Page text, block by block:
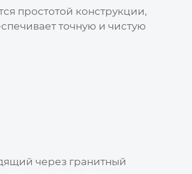
простотой конструкции,
точную и чистую
через гранитный